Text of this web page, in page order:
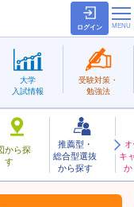
ログイン
から探
す
推薦型・
総合型選抜
から探す
キ
か
大学
入試情報
受験対策・
勉強法
お気に入り